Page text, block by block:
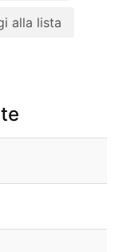
alla lista